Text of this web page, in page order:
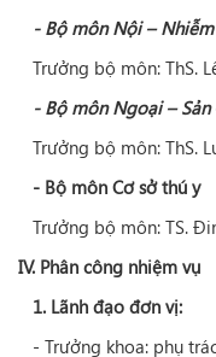
- Bộ môn Nội – Nhiễm
Trưởng bộ môn: ThS.
- Bộ môn Ngoại – Sản
Trưởng bộ môn: ThS.
- Bộ môn Cơ sở thú y
Trưởng bộ môn: TS.
IV. Phân công nhiệm vụ
1. Lãnh đạo đơn vị:
- Trưởng khoa: phụ